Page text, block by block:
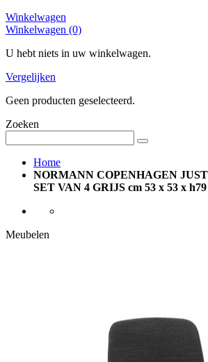
Winkelwagen
Winkelwagen (0)
U hebt niets in uw winkelwagen.
Vergelijken
Geen producten geselecteerd.
Zoeken
Home
NORMANN COPENHAGEN
SET VAN 4 GRIJS cm 53 x 53 x h79
Meubelen